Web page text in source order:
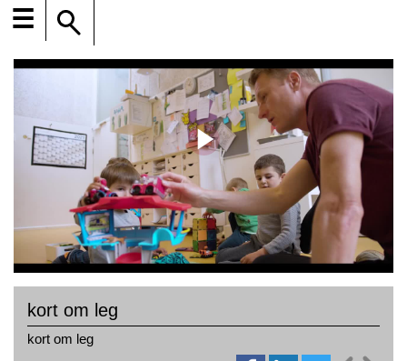
☰
kort om leg
kort om leg